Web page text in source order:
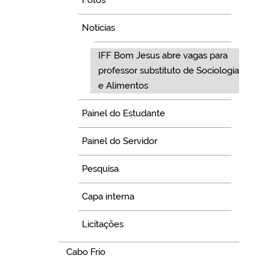
Notícias
IFF Bom Jesus abre vagas para
professor substituto de Sociologia
e Alimentos
Painel do Estudante
Painel do Servidor
Pesquisa
Capa interna
Licitações
Cabo Frio